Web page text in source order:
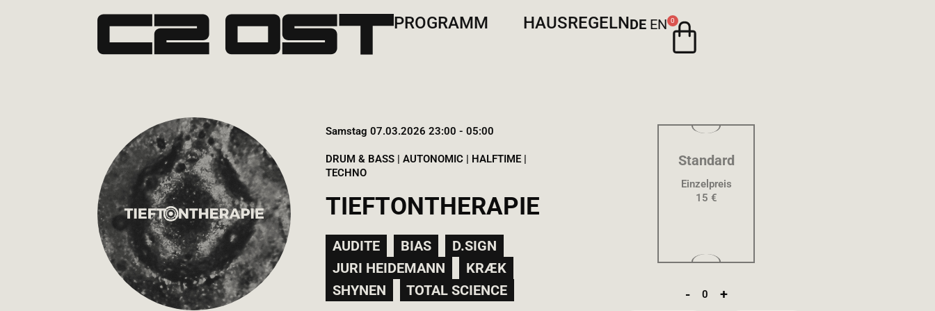
PROGRAMM HAUSREGELNDE EN 0
Samstag 07.03.2026 23:00 - 05:00
DRUM & BASS | AUTONOMIC | HALFTIME |
TECHNO
TIEFTONTHERAPIE
AUDITE BIAS
D.SIGN
JURI HEIDEMANN
KRÆK
SHYNEN
TOTAL SCIENCE
Standard
Einzelpreis
15 €
- 0 +